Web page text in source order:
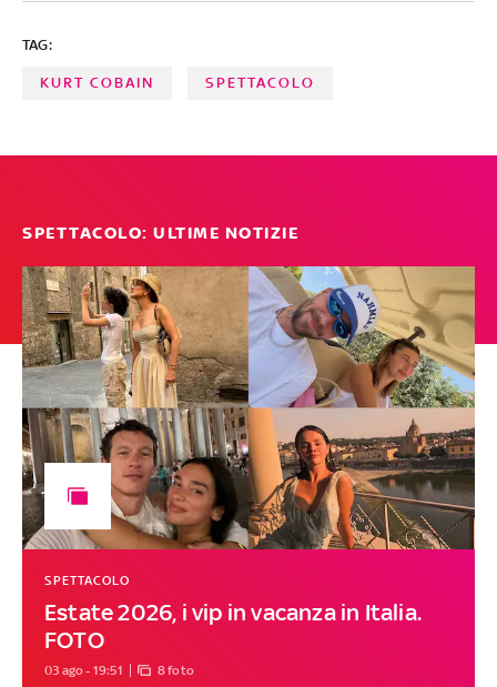
TAG:
KURT COBAIN SPETTACOLO
SPETTACOLO: ULTIME NOTIZIE
Estate 2026, i vip in vacanza in Italia.
FOTO
SPETTACOLO
03 ago - 19:51 8 foto